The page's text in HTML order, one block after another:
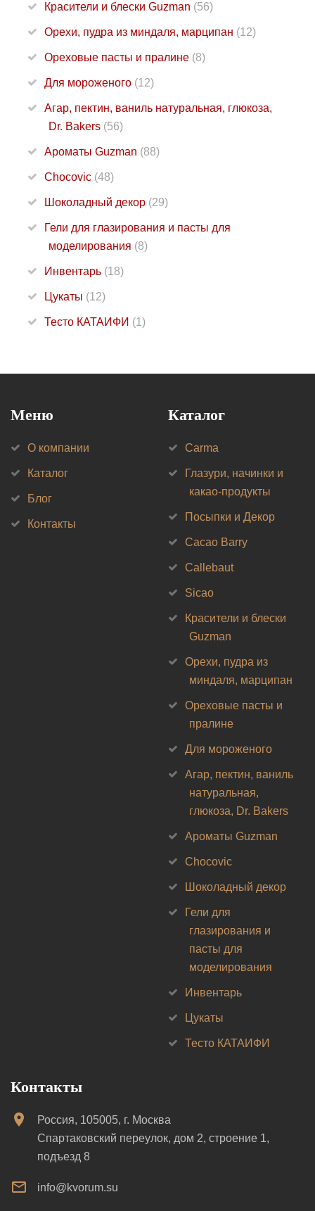
Красители и блески Guzman (56)
Орехи, пудра из миндаля, марципан (12)
Ореховые пасты и пралине (8)
Для мороженого (12)
Агар, пектин, ваниль натуральная, глюкоза,
Dr. Bakers (56)
Ароматы Guzman (88)
Chocovic (48)
Шоколадный декор (29)
Гели для глазирования и пасты для
моделирования (8)
Инвентарь (18)
Цукаты (12)
Тесто КАТАИФИ (1)
Меню
О компании
Каталог
Блог
Контакты
Каталог
Carma
Глазури, начинки и
какао-продукты
Посыпки и Декор
Cacao Barry
Callebaut
Sicao
Красители и блески
Guzman
Орехи, пудра из
миндаля, марципан
Ореховые пасты и
пралине
Для мороженого
Агар, пектин, ваниль
натуральная,
глюкоза, Dr. Bakers
Ароматы Guzman
Chocovic
Шоколадный декор
Гели для
глазирования и
пасты для
моделирования
Инвентарь
Цукаты
Тесто КАТАИФИ
Контакты
Россия, 105005, г. Москва
Спартаковский переулок, дом 2, строение 1,
подъезд 8
info@kvorum.su